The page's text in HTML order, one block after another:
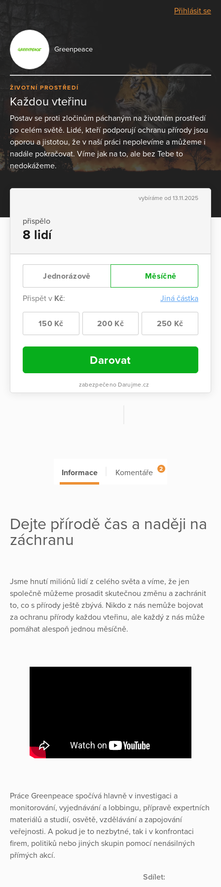
Přihlásit se
Greenpeace
ŽIVOTNÍ PROSTŘEDÍ
Každou vteřinu
Postav se proti zločinům páchaným na životním prostředí
po celém světě. Lidé, kteří podporují ochranu přírody jsou
oporou a jistotou, že v naší práci nepolevíme a můžeme i
nadále pokračovat. Víme jak na to, ale bez Tebe to
nedokážeme.
vybíráme od 13.11.2025
přispělo
8 lidí
Jednorázově Měsíčně
Přispět v Kč: Jiná částka
150 Kč 200 Kč 250 Kč
Darovat
zabezpečeno Darujme.cz
Informace Komentáře 2
Dejte přírodě čas a naději na
záchranu
Jsme hnutí miliónů lidí z celého světa a víme, že jen
společně můžeme prosadit skutečnou změnu a zachránit
to, co s přírody ještě zbývá. Nikdo z nás nemůže bojovat
za ochranu přírody každou vteřinu, ale každý z nás může
pomáhat alespoň jednou měsíčně.
Práce Greenpeace spočívá hlavně v investigaci a
monitorování, vyjednávání a lobbingu, přípravě expertních
materiálů a studií, osvětě, vzdělávání a zapojování
veřejnosti. A pokud je to nezbytné, tak i v konfrontaci
firem, politiků nebo jiných skupin pomocí nenásilných
přímých akcí.
Sdílet: